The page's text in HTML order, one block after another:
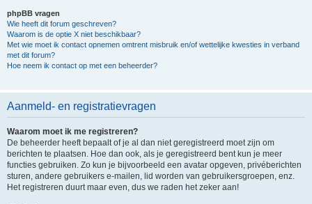
phpBB vragen
Wie heeft dit forum geschreven?
Waarom is de optie X niet beschikbaar?
Met wie moet ik contact opnemen omtrent misbruik en/of wettelijke kwesties in verband
met dit forum?
Hoe neem ik contact op met een beheerder?
Aanmeld- en registratievragen
Waarom moet ik me registreren?
De beheerder heeft bepaalt of je al dan niet geregistreerd moet zijn om
berichten te plaatsen. Hoe dan ook, als je geregistreerd bent kun je meer
functies gebruiken. Zo kun je bijvoorbeeld een avatar opgeven, privéberichten
sturen, andere gebruikers e-mailen, lid worden van gebruikersgroepen, enz.
Het registreren duurt maar even, dus we raden het zeker aan!